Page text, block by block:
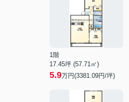
1階
17.45坪 (57.71㎡)
5.9万円(3381.09円/坪)